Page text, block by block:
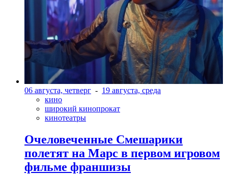
06 августа, четверг - 19 августа, среда
кино
широкий кинопрокат
кинотеатры
Очеловеченные Смешарики
полетят на Марс в первом игровом
фильме франшизы